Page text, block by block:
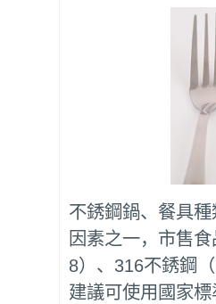
不銹鋼鍋、餐具
因素之一，市售
8）、316不銹鋼
建議可使用國家